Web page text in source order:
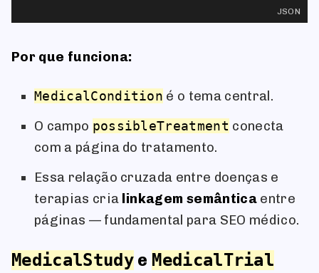
JSON
Por que funciona:
MedicalCondition é o tema central.
O campo possibleTreatment conecta
com a página do tratamento.
Essa relação cruzada entre doenças e
terapias cria linkagem semântica entre
páginas — fundamental para SEO médico.
MedicalStudye MedicalTrial